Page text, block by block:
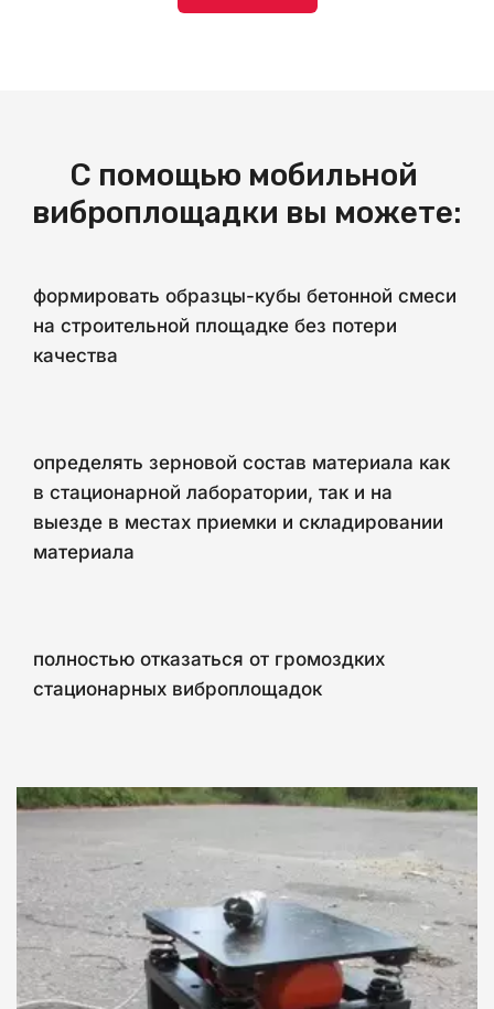
С помощью мобильной
виброплощадки вы можете:
формировать образцы-кубы бетонной смеси
на строительной площадке без потери
качества
определять зерновой состав материала как
в стационарной лаборатории, так и на
выезде в местах приемки и складировании
материала
полностью отказаться от громоздких
стационарных виброплощадок